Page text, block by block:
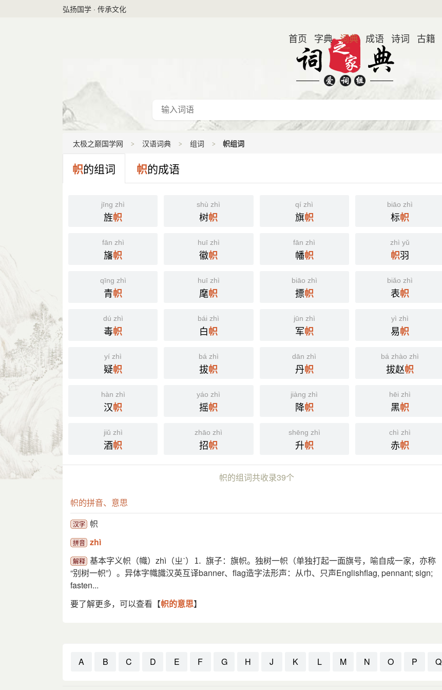
弘扬国学 · 传承文化
首页 字典 词典 成语 诗词 古籍
太极之巅国学网 汉语词典 组词 帜组词
帜的组词 帜的成语
jīng zhì
旌帜
shù zhì
树帜
qí zhì
旗帜
biāo zhì
标帜
fān zhì
旛帜
huī zhì
徽帜
fān zhì
幡帜
zhì yǔ
帜羽
qīng zhì
青帜
huī zhì
麾帜
biāo zhì
摽帜
biǎo zhì
表帜
dú zhì
毒帜
bái zhì
白帜
jūn zhì
军帜
yì zhì
易帜
yí zhì
疑帜
bá zhì
拔帜
dān zhì
丹帜
bá zhào zhì
拔赵帜
hàn zhì
汉帜
yáo zhì
摇帜
jiàng zhì
降帜
hēi zhì
黑帜
jiǔ zhì
酒帜
zhāo zhì
招帜
shēng zhì
升帜
chì zhì
赤帜
帜的组词共收录39个
帜的拼音、意思
汉字 帜
拼音 zhì
解释 基本字义帜（幟）zhì（ㄓˋ）⒈ 旗子：旗帜。独树一帜（单独打起一面旗号，喻自成一家，亦称
“别树一帜”）。异体字幟旘汉英互译banner、flag造字法形声：从巾、只声Englishflag, pennant; sign;
fasten...
要了解更多，可以查看【帜的意思】
A B C D E F G H J K L M N O P Q